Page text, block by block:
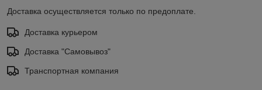
Доставка осуществляется только по предоплате.
Доставка курьером
Доставка "Самовывоз"
Транспортная компания